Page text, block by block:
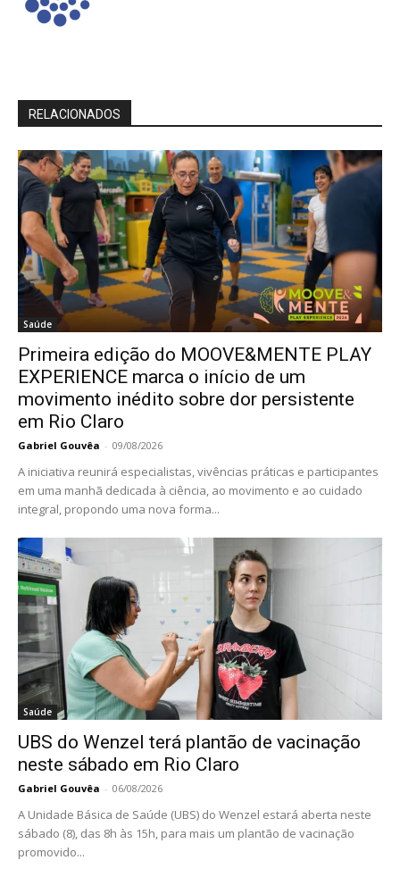
RELACIONADOS
Saúde
Primeira edição do MOOVE&MENTE PLAY
EXPERIENCE marca o início de um
movimento inédito sobre dor persistente
em Rio Claro
Gabriel Gouvêa - 09/08/2026
A iniciativa reunirá especialistas, vivências práticas e participantes
em uma manhã dedicada à ciência, ao movimento e ao cuidado
integral, propondo uma nova forma...
Saúde
UBS do Wenzel terá plantão de vacinação
neste sábado em Rio Claro
Gabriel Gouvêa - 06/08/2026
A Unidade Básica de Saúde (UBS) do Wenzel estará aberta neste
sábado (8), das 8h às 15h, para mais um plantão de vacinação
promovido...